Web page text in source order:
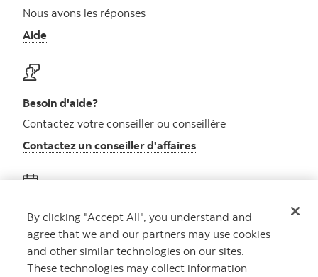
Nous avons les réponses
Aide
Besoin d'aide?
Contactez votre conseiller ou conseillère
Contactez un conseiller d'affaires
Obtenez des conseils
Rencontrez un conseiller
Prenez rendez-vous
By clicking "Accept All", you understand and
agree that we and our partners may use cookies
and other similar technologies on our sites.
These technologies may collect information